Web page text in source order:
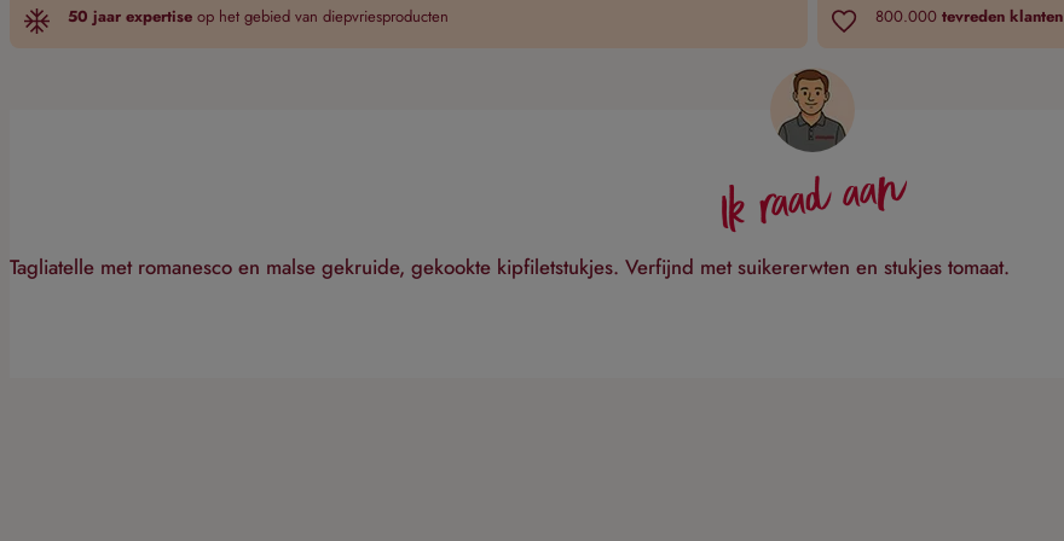
50 jaar expertise op het gebied van diepvriesproducten 800.000 tevreden klanten
Ik raad aan
Tagliatelle met romanesco en malse gekruide, gekookte kipfiletstukjes. Verfijnd met suikererwten en stukjes tomaat.